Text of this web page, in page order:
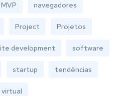
MVP navegadores
Project Projetos
development software
startup tendências
virtual